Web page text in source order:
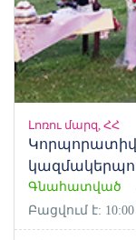
Լոռու մարզ, ՀՀ
Կորպորատիվ
Գնահատված
Բացվում է: 10:00